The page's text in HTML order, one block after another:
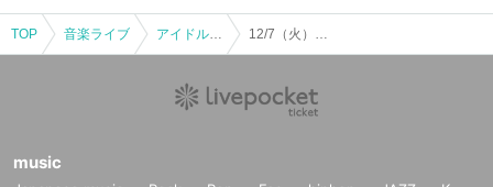
* The photo opposition will take 60 seconds from the start of shooting (after th
e customer stands next to the member) to the end.
* Can be put together
★ 1 sheet award ticket: 2 shots for each member (members only or members
iven name, please tell us the Given name you want to write when shooting) ..
TOP 音楽ライブ
music